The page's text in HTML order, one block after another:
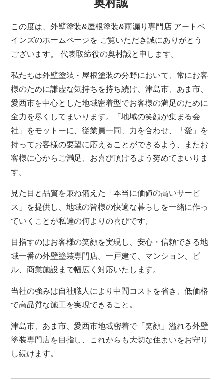
奥村誠
この度は、外壁塗装&屋根塗装&雨漏り専門店 アートペ
インズのホームページを ご覧いただき誠にありがとう
ございます。 代表取締役の奥村誠と申します。
私たちは外壁塗装・屋根塗装の分野において、常にお客
様のために謙虚な気持ちを持ち続け、津島市、あま市、
愛西市を中心とした地域密着型でお客様の満足のために
全力を尽くしてまいります。「地域の笑顔が集まる会
社」をモットーに、従業員一同、力を合わせ、「愛」を
持ってお客様の要望に応えることができるよう、またお
客様に心からご満足、お喜び頂けるよう努めてまいりま
す。
見た目と品質を兼ね備えた「本当に価値の高いサービ
ス」を提供し、地域の皆様の快適な暮らしを一緒に作っ
ていくことが私達の何よりの喜びです。
目指すのはお客様の笑顔を実現し、安心・信頼できる地
域一番の外壁塗装専門店。一戸建て、マンション、ビ
ル、商業施設まで幅広く対応いたします。
当社の強みは自社職人により中間コストを省き、低価格
で高品質な施工を実現できること。
津島市、あま市、愛西市地域密着で「笑顔」溢れる外壁
塗装専門店を目指し、これからも大切な住まいをお守り
し続けます。